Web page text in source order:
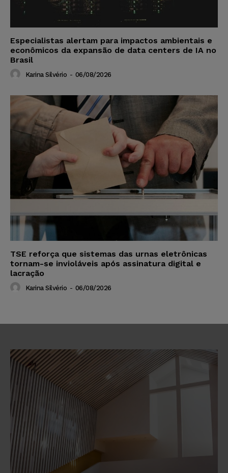
Especialistas alertam para impactos ambientais e
econômicos da expansão de data centers de IA no
Brasil
Karina Silvério - 06/08/2026
TSE reforça que sistemas das urnas eletrônicas
tornam-se invioláveis após assinatura digital e
lacração
Karina Silvério - 06/08/2026